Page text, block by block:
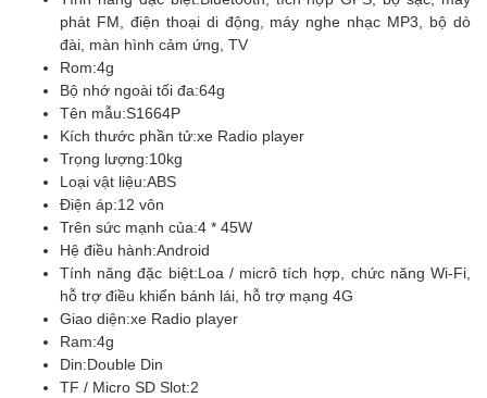
phát FM, điện thoại di động, máy nghe nhạc MP3, bộ dò
đài, màn hình cảm ứng, TV
Rom:4g
Bộ nhớ ngoài tối đa:64g
Tên mẫu:S1664P
Kích thước phần tử:xe Radio player
Trọng lượng:10kg
Loại vật liệu:ABS
Điện áp:12 vôn
Trên sức mạnh của:4 * 45W
Hệ điều hành:Android
Tính năng đặc biệt:Loa / micrô tích hợp, chức năng Wi-Fi,
hỗ trợ điều khiển bánh lái, hỗ trợ mạng 4G
Giao diện:xe Radio player
Ram:4g
Din:Double Din
TF / Micro SD Slot:2